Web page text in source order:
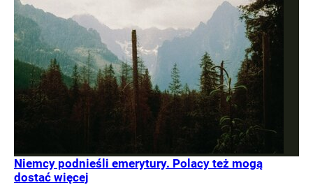
Niemcy podnieśli emerytury. Polacy też mogą
dostać więcej